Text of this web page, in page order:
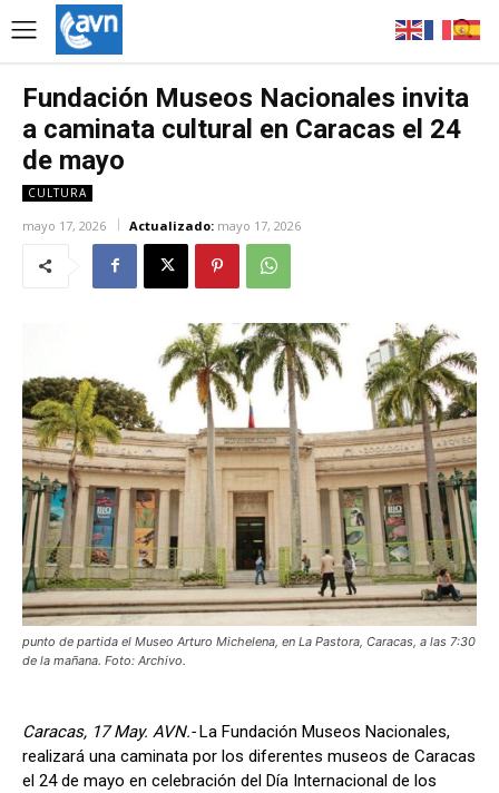
Fundación Museos Nacionales invita
a caminata cultural en Caracas el 24
de mayo
CULTURA
mayo 17, 2026 Actualizado: mayo 17, 2026
punto de partida el Museo Arturo Michelena, en La Pastora, Caracas, a las 7:30
de la mañana. Foto: Archivo.
Caracas, 17 May. AVN.-La Fundación Museos Nacionales,
realizará una caminata por los diferentes museos de Caracas
el 24 de mayo en celebración del Día Internacional de los